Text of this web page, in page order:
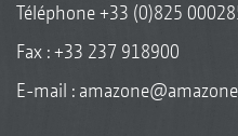
Téléphone+33 (0)825
Fax : +33 237 918900
E-mail :